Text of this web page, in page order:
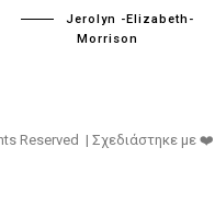
Jerolyn -Elizabeth-
Morrison
Reserved | Σχεδιάστηκε με